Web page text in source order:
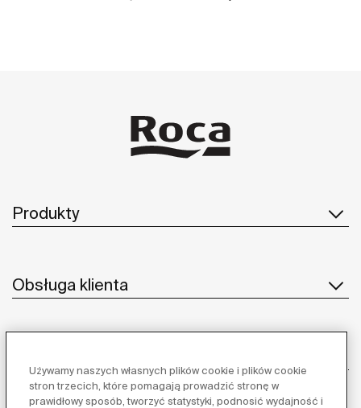
Produkty
Obsługa klienta
Używamy naszych własnych plików cookie i plików cookie
stron trzecich, które pomagają prowadzić stronę w
prawidłowy sposób, tworzyć statystyki, podnosić wydajność i